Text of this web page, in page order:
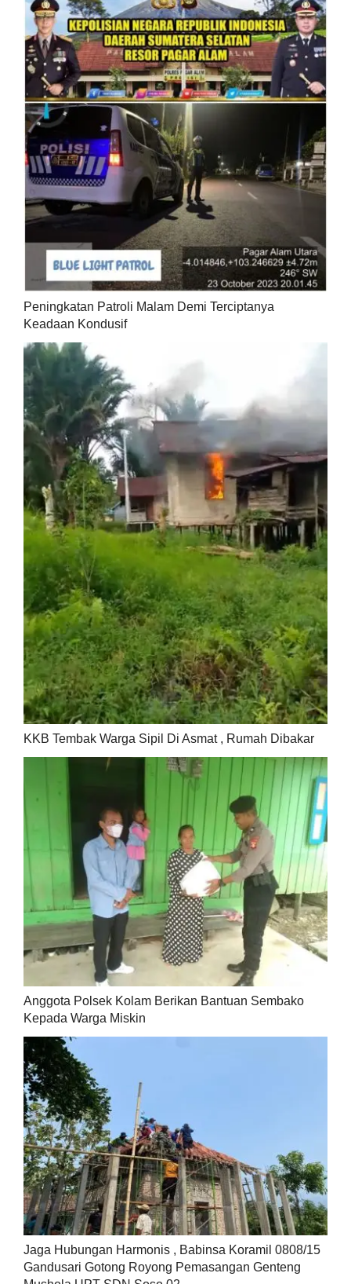
Peningkatan Patroli Malam Demi Terciptanya
Keadaan Kondusif
KKB Tembak Warga Sipil Di Asmat , Rumah Dibakar
Anggota Polsek Kolam Berikan Bantuan Sembako
Kepada Warga Miskin
Jaga Hubungan Harmonis , Babinsa Koramil 0808/15
Gandusari Gotong Royong Pemasangan Genteng